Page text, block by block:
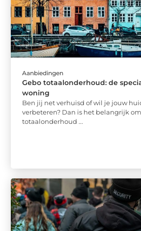
Aanbiedingen
Gebo totaalonderhoud: de
woning
Ben jij net verhuisd of wil je jouw
verbeteren? Dan is het belangrijk
totaalonderhoud ...